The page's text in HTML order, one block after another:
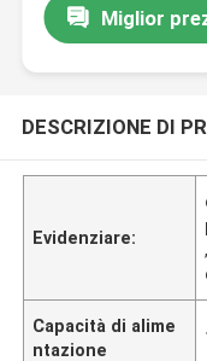
Miglior
DESCRIZIONE DI
Evidenziare:
,
Capacità di alime
ntazione